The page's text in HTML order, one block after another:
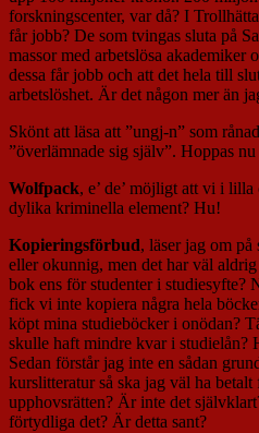
forskningscenter, var då? I
får jobb? De som tvingas sluta på
massor med arbetslösa akademiker
dessa får jobb och att det hela till
arbetslöshet. Är det någon mer än
Skönt att läsa att ”ungj-n” som
”överlämnade sig själv”. Hoppas
Wolfpack, e’ de’ möjligt att vi i
dylika kriminella element? Hu!
Kopieringsförbud, läser jag om
eller okunnig, men det har väl
bok ens för studenter i studiesyfte?
fick vi inte kopiera några hela
köpt mina studieböcker i onödan?
skulle haft mindre kvar i studielån?
Sedan förstår jag inte en sådan
kurslitteratur så ska jag väl ha
upphovsrätten? Är inte det
förtydliga det? Är detta sant?